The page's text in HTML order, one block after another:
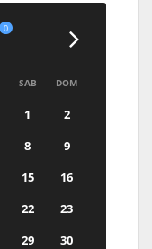
0
SAB DOM
1
2
8
9
15
16
22
23
29
30